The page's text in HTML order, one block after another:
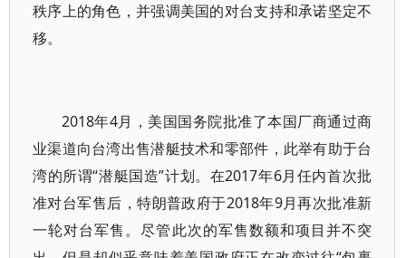
秩序上的角色，并强调美国的对台支持和承诺坚定不
移。
2018年4月，美国国务院批准了本国厂商通过商
业渠道向台湾出售潜艇技术和零部件，此举有助于台
湾的所谓“潜艇国造”计划。在2017年6月任内首次批
准对台军售后，特朗普政府于2018年9月再次批准新
一轮对台军售。尽管此次的军售数额和项目并不突